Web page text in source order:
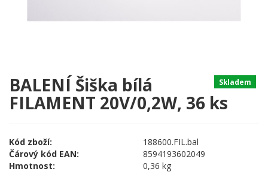
Skladem
BALENÍ Šiška bílá
FILAMENT 20V/0,2W, 36 ks
Kód zboží:
188600.FIL.bal
Čárový kód EAN:
8594193602049
Hmotnost:
0,36 kg